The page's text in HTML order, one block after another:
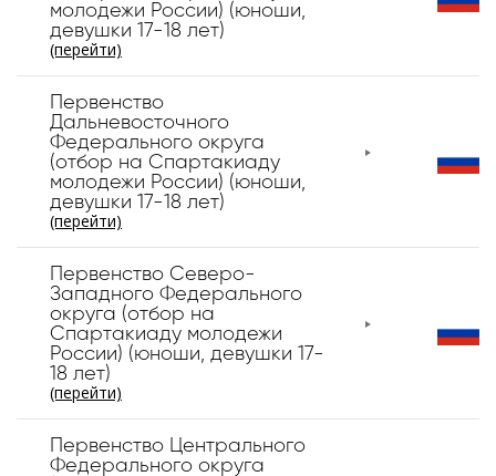
молодежи России) (юноши,
девушки 17-18 лет)
(перейти)
Первенство
Дальневосточного
Федерального округа
(отбор на Спартакиаду
молодежи России) (юноши,
девушки 17-18 лет)
(перейти)
Первенство Северо-
Западного Федерального
округа (отбор на
Спартакиаду молодежи
России) (юноши, девушки 17-
18 лет)
(перейти)
Первенство Центрального
Федерального округа